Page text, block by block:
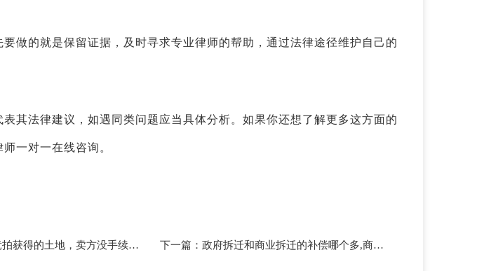
要做的就是保留证据，及时寻求专业律师的帮助，通过法律途径维护自己的
其法律建议，如遇同类问题应当具体分析。如果你还想了解更多这方面的
一对一在线咨询。
土地，卖方没手续，征收时补偿少怎么办？ 下一篇： 政府拆迁和商业拆迁的补偿哪个多,商业性质拆迁补偿（商业拆迁和政府拆迁的区别）